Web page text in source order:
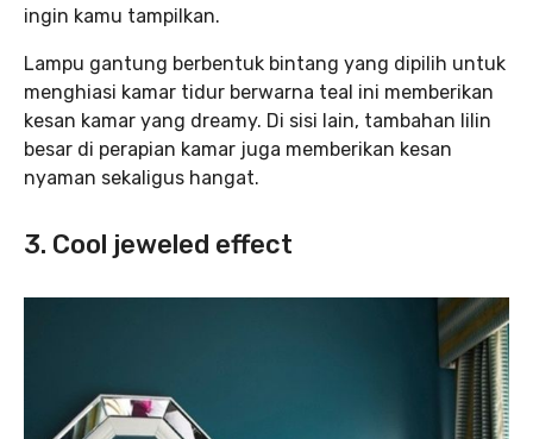
ingin kamu tampilkan.
Lampu gantung berbentuk bintang yang dipilih untuk
menghiasi kamar tidur berwarna teal ini memberikan
kesan kamar yang dreamy. Di sisi lain, tambahan lilin
besar di perapian kamar juga memberikan kesan
nyaman sekaligus hangat.
3. Cool jeweled effect